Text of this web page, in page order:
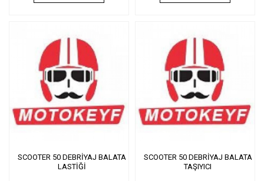
SCOOTER 50 DEBRİYAJ BALATA
LASTİĞİ
SCOOTER 50 DEBRİYAJ BALATA
TAŞIYICI